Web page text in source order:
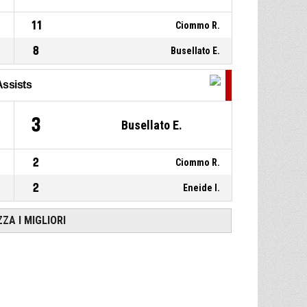
11 Ciommo R.
8 Busellato E.
3 Busellato E.
2 Ciommo R.
2 Eneide I.
I MIGLIORI